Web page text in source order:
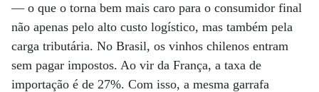
­— o que o torna bem mais caro para o consumidor final
não apenas pelo alto custo logístico, mas também pela
carga tributária. No Brasil, os vinhos chilenos entram
sem pagar impostos. Ao vir da França, a taxa de
importação é de 27%. Com isso, a mesma garrafa